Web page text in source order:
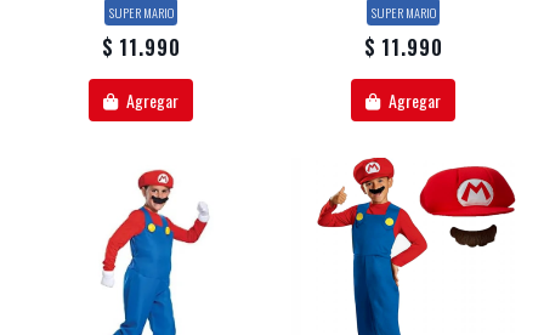
SUPER MARIO
$ 11.990
Agregar
SUPER MARIO
$ 11.990
Agregar